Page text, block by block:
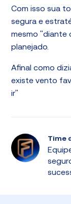
Com isso sua
segura e
mesmo "diante
planejado.
Afinal como
existe vento
ir"
Time